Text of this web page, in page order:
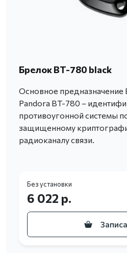
Брелок BT-780 black
Основное
Pandora BT-780 –
противоугонной системы
защищенному
радиоканалу связи.
Без установки
6 022 р.